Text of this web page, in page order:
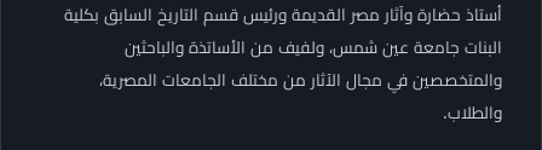
أستاذ حضارة وآثار مصر القديمة ورئيس قسم التاريخ السابق بكلية
البنات جامعة عين شمس، ولفيف من الأساتذة والباحثين
والمتخصصين في مجال الآثار من مختلف الجامعات المصرية،
والطلاب.